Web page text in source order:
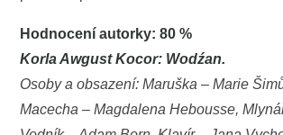
Hodnocení autorky: 80 %
Korla Awgust Kocor: Wodźan.
Osoby a obsazení: Maruška – Marie
Macecha – Magdalena Hebousse,